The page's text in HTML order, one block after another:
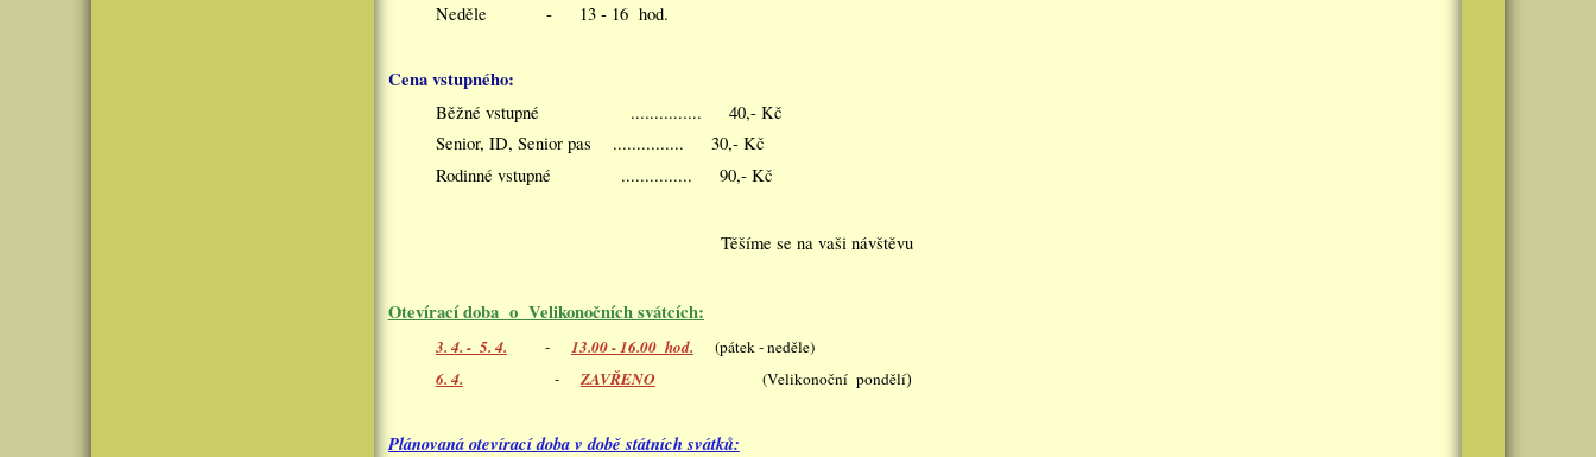
Neděle - 13 - 16 hod.
Cenavstupného:
Běžné vstupné ............... 40,- Kč
Senior, ID, Senior pas ............... 30,- Kč
Rodinné vstupné ............... 90,- Kč
Těšíme se na vaši návštěvu
Otevírací doba o Velikonočníchsvátcích:
3. 4. - 5. 4. - 13.00 - 16.00 hod.
(pátek - neděle)
6. 4. - ZAVŘENO (Velikonoční pondělí)
Plánovaná otevírací doba v době státních svátků: